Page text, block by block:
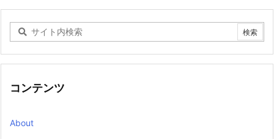
コンテンツ
About